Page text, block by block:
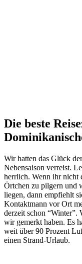
Die beste
Wir hatten das Glück
Nebensaison verreist.
herrlich. Wenn ihr nicht
Örtchen zu pilgern und
liegen, dann empfiehlt
Kontaktmann vor Ort
derzeit schon “Winter”.
wir gemerkt haben. Es
weit über 90 Prozent
einen Strand-Urlaub.